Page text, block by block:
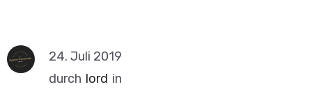
24. Juli 2019
durch lord in